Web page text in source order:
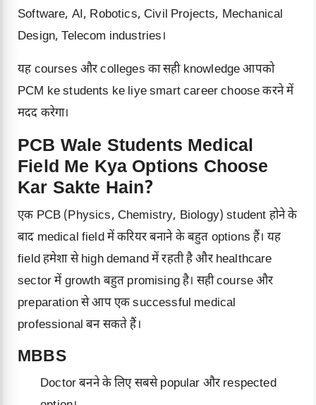
Software, AI, Robotics, Civil Projects, Mechanical
Design, Telecom industries।
यह courses और colleges का सही knowledge आपको
PCM ke students ke liye smart career choose करने में
मदद करेगा।
PCB Wale Students Medical
Field Me Kya Options Choose
Kar Sakte Hain?
एक PCB (Physics, Chemistry, Biology) student होने के
बाद medical field में करियर बनाने के बहुत options हैं। यह
field हमेशा से high demand में रहती है और healthcare
sector में growth बहुत promising है। सही course और
preparation से आप एक successful medical
professional बन सकते हैं।
MBBS
Doctor बनने के लिए सबसे popular और respected